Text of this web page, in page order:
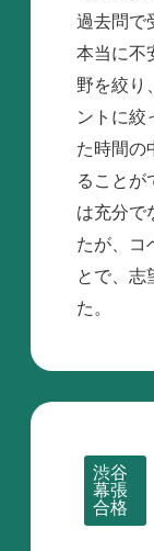
過去問で
本当に不
野を絞り
ントに絞
た時間の
ることが
は充分で
たが、コ
とで、志
た。
渋谷
幕張
合格